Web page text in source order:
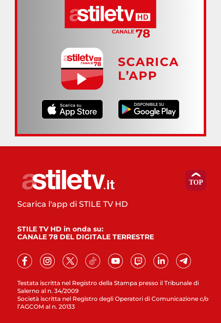
SCARICA
L’APP
Testata iscritta nel Registro della Stampa presso il Tribunale di
Salerno al n. 34/2009
Società iscritta nel Registro degli Operatori di Comunicazione c/o
l’AGCOM al n. 20133
Scarica l'app di STILE TV HD
STILE TV HD in onda su:
CANALE 78 DEL DIGITALE TERRESTRE